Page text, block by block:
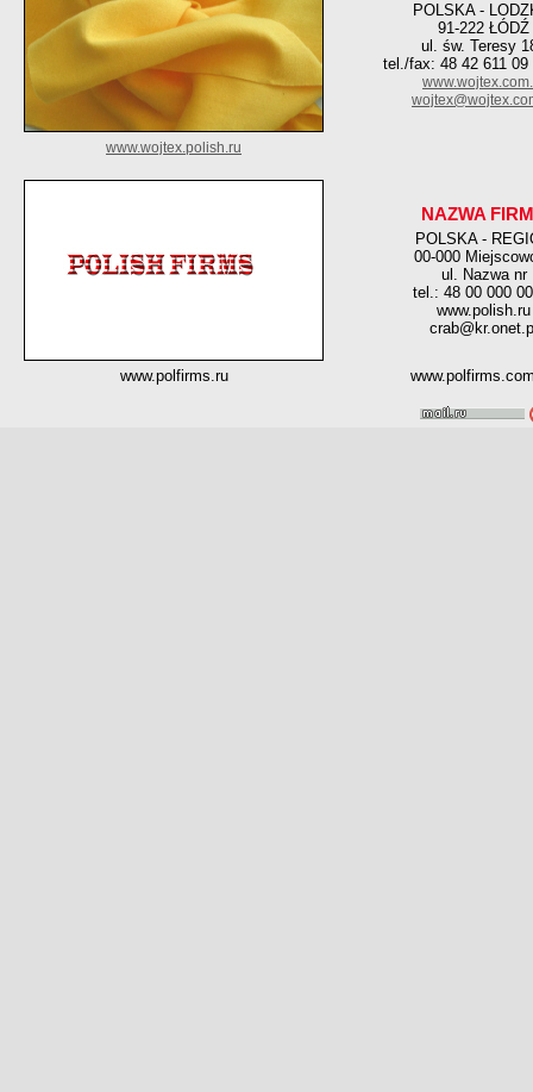
POLSKA -
91-222 ŁÓDŹ
ul. św. Teresy
tel./fax: 48 42 611 09
www.wojtex.polish.ru
NAZWA
POLSKA -
00-000
ul. Nazwa nr
tel.: 48 00 000
www.polish.ru
www.polfirms.ru